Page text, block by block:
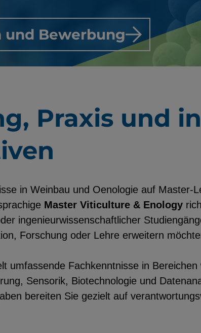
Bewerbung
Praxis und
in Weinbau und Oenologie auf Master-
Master Viticulture & Enology
ingenieurwissenschaftlicher
Forschung oder Lehre erweitern
umfassende Fachkenntnisse in
Sensorik, Biotechnologie und
bereiten Sie gezielt auf